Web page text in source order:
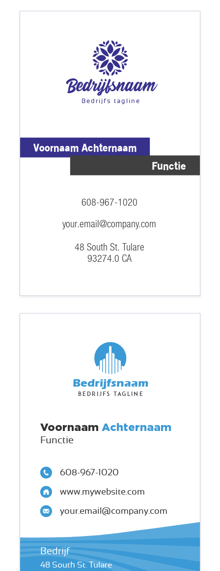
608-967-1020
your.email@company.com
48 South St. Tulare
93274.0 CA
Functie
Voornaam Achternaam
Bedrijfsnaam
Bedrijfs tagline
48 South St. Tulare
your.email@company.com
Bedrijf
608-967-1020
www.mywebsite.com
Voornaam Achternaam
Functie
Bedrijfsnaam
Bedrijfs tagline